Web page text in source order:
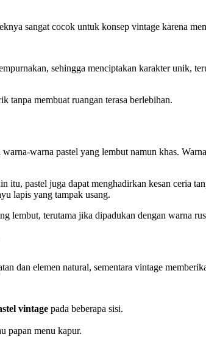
sangat cocok untuk konsep vintage karena
sehingga menciptakan karakter unik,
tanpa membuat ruangan terasa berlebihan.
warna pastel yang lembut namun khas.
pastel juga dapat menghadirkan kesan ceria
lapis yang tampak usang.
lembut, terutama jika dipadukan dengan warna
dan elemen natural, sementara vintage
vintage pada beberapa sisi.
papan menu kapur.